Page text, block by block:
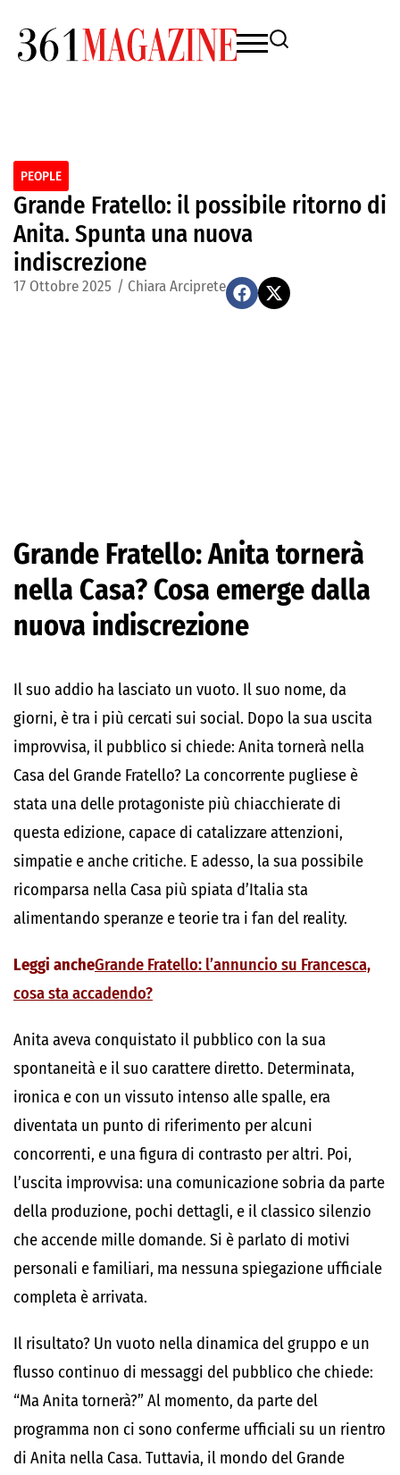
PEOPLE
Grande Fratello: il possibile ritorno di
Anita. Spunta una nuova
indiscrezione
17 Ottobre 2025 / Chiara Arciprete
Grande Fratello: Anita tornerà
nella Casa? Cosa emerge dalla
nuova indiscrezione
Il suo addio ha lasciato un vuoto. Il suo nome, da
giorni, è tra i più cercati sui social. Dopo la sua uscita
improvvisa, il pubblico si chiede: Anita tornerà nella
Casa del Grande Fratello? La concorrente pugliese è
stata una delle protagoniste più chiacchierate di
questa edizione, capace di catalizzare attenzioni,
simpatie e anche critiche. E adesso, la sua possibile
ricomparsa nella Casa più spiata d’Italia sta
alimentando speranze e teorie tra i fan del reality.
Leggi ancheGrande Fratello: l’annuncio su Francesca,
cosa sta accadendo?
Anita aveva conquistato il pubblico con la sua
spontaneità e il suo carattere diretto. Determinata,
ironica e con un vissuto intenso alle spalle, era
diventata un punto di riferimento per alcuni
concorrenti, e una figura di contrasto per altri. Poi,
l’uscita improvvisa: una comunicazione sobria da parte
della produzione, pochi dettagli, e il classico silenzio
che accende mille domande. Si è parlato di motivi
personali e familiari, ma nessuna spiegazione ufficiale
completa è arrivata.
Il risultato? Un vuoto nella dinamica del gruppo e un
flusso continuo di messaggi del pubblico che chiede:
“Ma Anita tornerà?” Al momento, da parte del
programma non ci sono conferme ufficiali su un rientro
di Anita nella Casa. Tuttavia, il mondo del Grande